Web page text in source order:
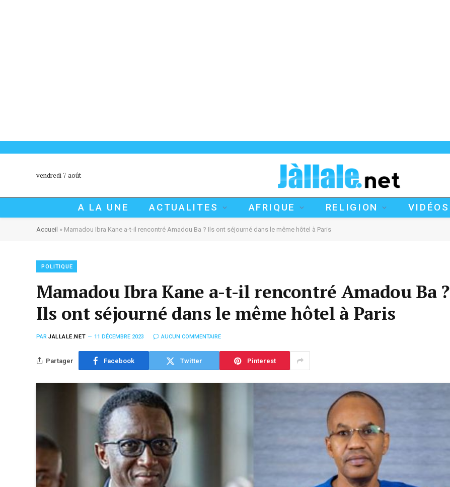
vendredi 7 août
A LA UNE ACTUALITES AFRIQUE RELIGION VIDÉOS
Accueil » Mamadou Ibra Kane a-t-il rencontré Amadou Ba ? Ils ont séjourné dans le même hôtel à Paris
POLITIQUE
Mamadou Ibra Kane a-t-il rencontré Amadou Ba ?
Ils ont séjourné dans le même hôtel à Paris
PAR JALLALE.NET 11 DÉCEMBRE 2023 AUCUN COMMENTAIRE
Partager Facebook Twitter Pinterest